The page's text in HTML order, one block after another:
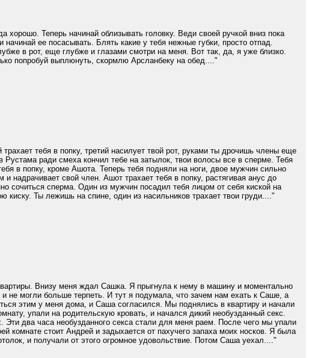
Теперь начинай облизывать головку. Веди своей ручкой вниз пока
ее посасывать. Блять какие у тебя нежные губки, просто отпад.
в рот, еще глубже и глазами смотри на меня. Вот так, да, я уже близко.
попробуй выплюнуть, скормлю Арсланбеку на обед...."
тебя в попку, третий насилует твой рот, руками ты дрочишь члены еще
Рустама ради смеха кончил тебе на затылок, твои волосы все в сперме. Тебя
в попку, кроме Ашота. Теперь тебя подняли на ноги, двое мужчин сильно
надрачивает свой член. Ашот трахает тебя в попку, растягивая анус до
сочиться сперма. Один из мужчин посадил тебя лицом от себя киской на
киску. Ты лежишь на спине, один из насильников трахает твои груди...."
Внизу меня ждал Сашка. Я прыгнула к нему в машину и моментально
не могли больше терпеть. И тут я подумала, что зачем нам ехать к Саше, а
этим у меня дома, и Саша согласился. Мы поднялись в квартиру и начали
упали на родительскую кровать, и начался дикий необузданный секс.
два часа необузданного секса стали для меня раем. После чего мы упали
стоит Андрей и задыхается от пахучего запаха моих носков. Я была
и получали от этого огромное удовольствие. Потом Саша уехал...."